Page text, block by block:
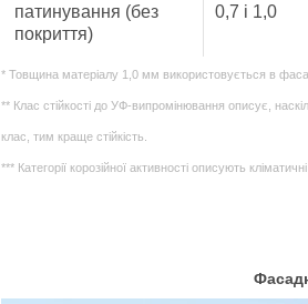
патинування (без
покриття)
0,7 і 1,0
* Товщина матеріалу 1,0 мм використовується в
** Клас стійкості до УФ-випромінювання описує,
клас, тим краще стійкість.
*** Категорії корозійної активності описують